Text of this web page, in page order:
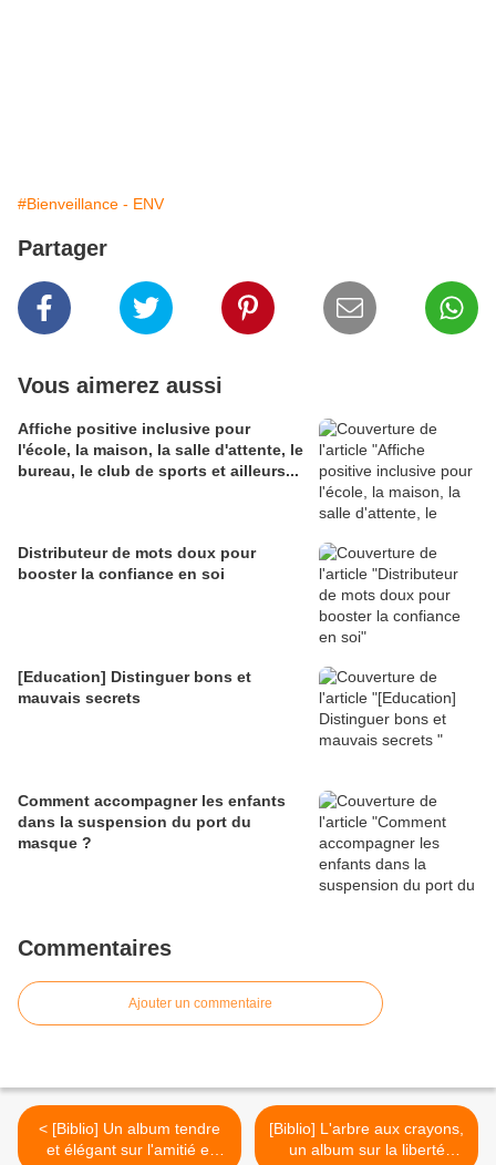
#Bienveillance - ENV
Partager
Vous aimerez aussi
Affiche positive inclusive pour
l'école, la maison, la salle d'attente, le
bureau, le club de sports et ailleurs...
Distributeur de mots doux pour
booster la confiance en soi
[Education] Distinguer bons et
mauvais secrets
Comment accompagner les enfants
dans la suspension du port du
masque ?
Commentaires
Ajouter un commentaire
< [Biblio] Un album tendre
et élégant sur l'amitié et
[Biblio] L'arbre aux crayons,
un album sur la liberté